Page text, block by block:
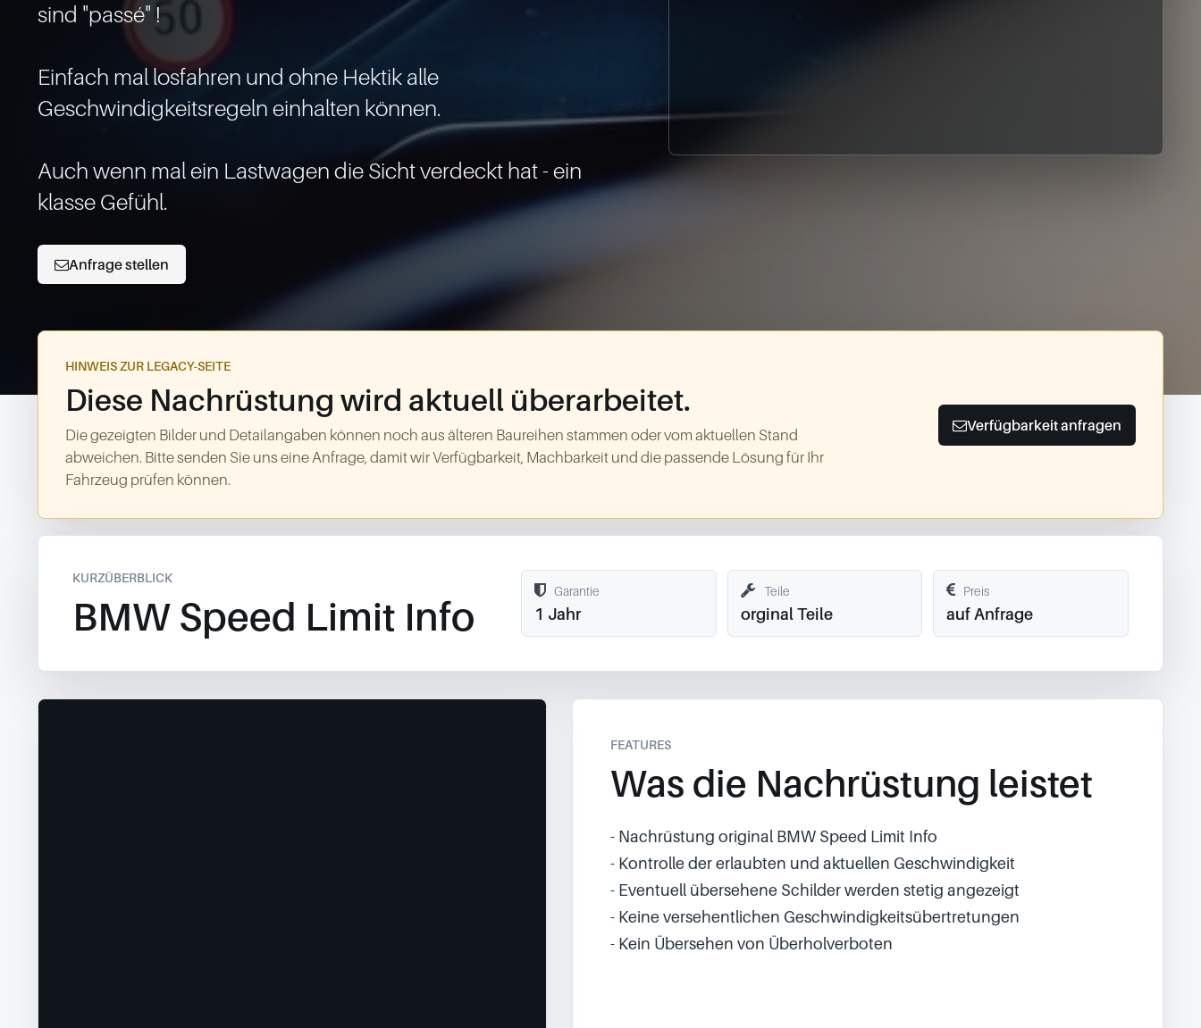
sind "passé" !
Einfach mal losfahren und ohne Hektik alle
Geschwindigkeitsregeln einhalten können.
Auch wenn mal ein Lastwagen die Sicht verdeckt hat - ein
Anfrage stellen
HINWEIS ZUR LEGACY-SEITE
Diese Nachrüstung wird aktuell überarbeitet.
Die gezeigten Bilder und Detailangaben können noch aus älteren Baureihen stammen oder vom aktuellen Stand
abweichen. Bitte senden Sie uns eine Anfrage, damit wir Verfügbarkeit, Machbarkeit und die passende Lösung für Ihr
Fahrzeug prüfen können.
Verfügbarkeit anfragen
KURZÜBERBLICK
BMW Speed Limit Info
Garantie
1 Jahr
Teile
orginal Teile
Preis
auf Anfrage
FEATURES
Was die Nachrüstung leistet
- Nachrüstung original BMW Speed Limit Info
- Kontrolle der erlaubten und aktuellen Geschwindigkeit
- Eventuell übersehene Schilder werden stetig angezeigt
- Keine versehentlichen Geschwindigkeitsübertretungen
- Kein Übersehen von Überholverboten